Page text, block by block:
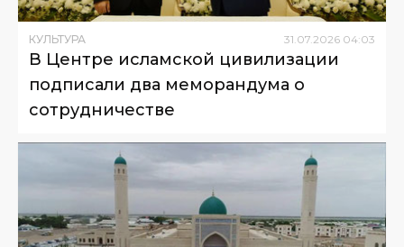
КУЛЬТУРА 31.07.2026 04:03
В Центре исламской цивилизации
подписали два меморандума о
сотрудничестве